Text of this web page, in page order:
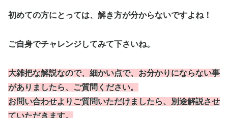
初めての方にとっては、解き方が分からないですよね！
ご自身でチャレンジしてみて下さいね。
大雑把な解説なので、 細かい点で、 お分かりにならない事
がありましたら、ご質問ください。
お問い合わせよりご質問いただけましたら、別途解説させ
ていただきます。